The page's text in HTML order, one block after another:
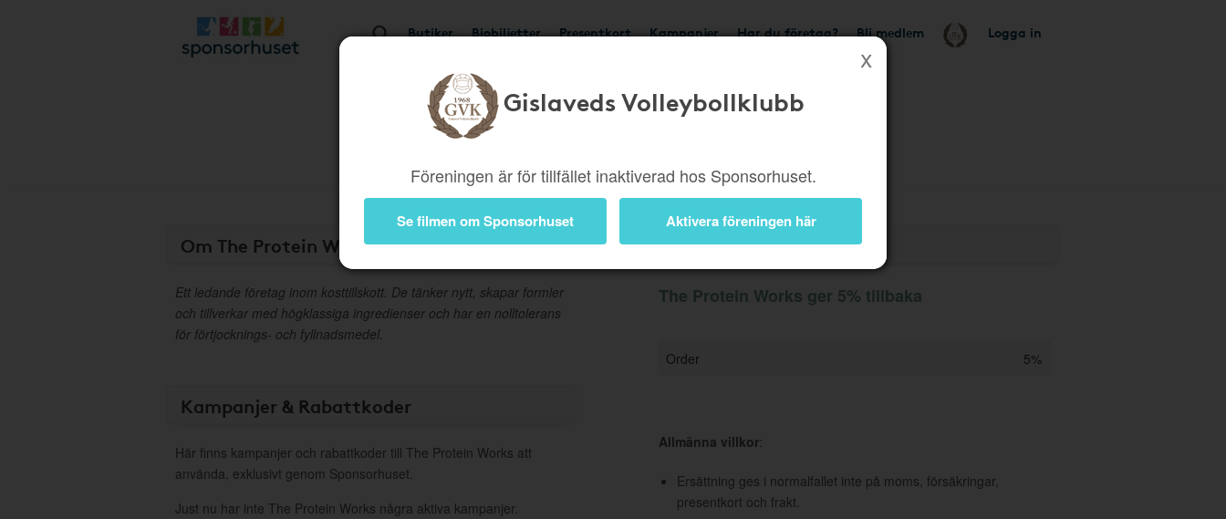
Butiker Biobiljetter Presentkort Kampanjer Har du företag? Bli medlem Logga in
Gislaveds Volleybollklubb
Föreningen är för tillfället inaktiverad hos Sponsorhuset.
Se filmen om Sponsorhuset Aktivera föreningen här
Om The Protein Works
Ett ledande företag inom kosttillskott. De tänker nytt, skapar formler
och tillverkar med högklassiga ingredienser och har en nolltolerans
för förtjocknings- och fyllnadsmedel.
Kampanjer & Rabattkoder
Här finns kampanjer och rabattkoder till The Protein Works att
använda, exklusivt genom Sponsorhuset.
Just nu har inte The Protein Works några aktiva kampanjer.
Information
The Protein Works ger 5% tillbaka
Order 5%
Allmänna villkor:
Ersättning ges i normalfallet inte på moms, försäkringar,
presentkort och frakt.